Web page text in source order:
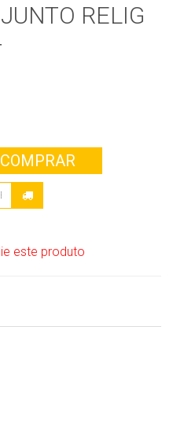
RELIG
COMPRAR
este produto